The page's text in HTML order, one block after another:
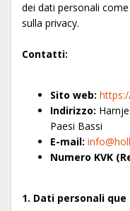
dei dati personali
sulla privacy.
Contatti:
Sito web:
Indirizzo:
Paesi Bassi
E-mail:
Numero KVK
1. Dati personali